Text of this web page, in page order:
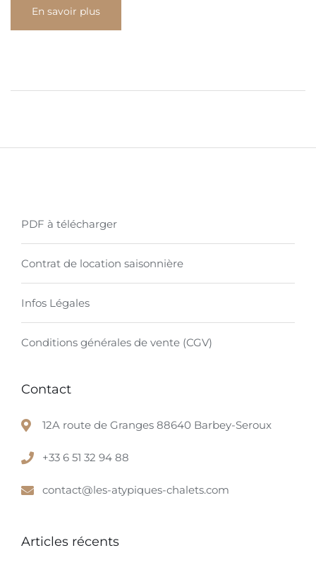
En savoir plus
PDF à télécharger
Contrat de location saisonnière
Infos Légales
Conditions générales de vente (CGV)
Contact
12A route de Granges 88640 Barbey-Seroux
+33 6 51 32 94 88
contact@les-atypiques-chalets.com
Articles récents